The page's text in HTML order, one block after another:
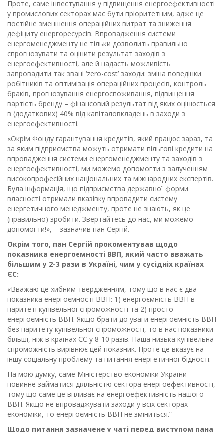
Проте, саме інвестування у підвищення енергоефективності
у промислових секторах має бути пріоритетним, адже це
постійне зменшення операційних витрат та зниження
дефіциту енергоресурсів. Впровадження системи
енергоменеджменту не тільки дозволить правильно
спрогнозувати та оцінити результат заходів з
енергоефективності, але й надасть можливість
запровадити так звані ‘zero-cost’ заходи: зміна поведінки
робітників та оптимізація операційних процесів, контроль
браків, прогнозування енергоспоживання, підвищення
вартість бренду – фінансовий результат від яких оцінюється
в (додаткових) 40% від капіталовкладень в заходи з
енергоефективності.
«Окрім Фонду гарантування кредитів, який працює зараз, та
за яким підприємства можуть отримати пільгові кредити на
впровадження системи енергоменеджменту та заходів з
енергоефективності, ми можемо допомогти з залученням
високопрофесійних національних та міжнародних експертів.
Була інформація, що підприємства державної форми
власності отримали вказівку впровадити систему
енергетичного менеджменту, проте не знають, як це
(правильно) зробити. Звертайтесь до нас, ми можемо
допомогти!», – зазначив пан Сергій.
Окрім того, пан Сергій прокоментував щодо
показника енергоємності ВВП, який часто вважать
більшим у 2-3 рази в Україні, чим у сусідніх країнах
ЄС:
«Вважаю це хибним твердженням, тому що в нас є два
показника енергоємності ВВП: 1) енергоємність ВВП в
паритеті купівельної спроможності та 2) просто
енергоємність ВВП. Якщо брати до уваги енергоємність ВВП
без паритету купівельної спроможності, то в нас показники
більші, ніж в країнах ЄС у 8-10 разів. Наша низька купівельна
спроможність вирівнює цей показник. Проте це вказує на
іншу соціальну проблему та питання енергетичної бідності.
На мою думку, саме Міністерство економіки України
повинне займатися діяльністю сектора енергоефективності,
тому що саме це впливає на енергоефективність нашого
ВВП. Якщо не впроваджувати заходи у всіх секторах
економіки, то енергоємність ВВП не зміниться.”
Щодо питання зазначене у чаті перед виступом пана